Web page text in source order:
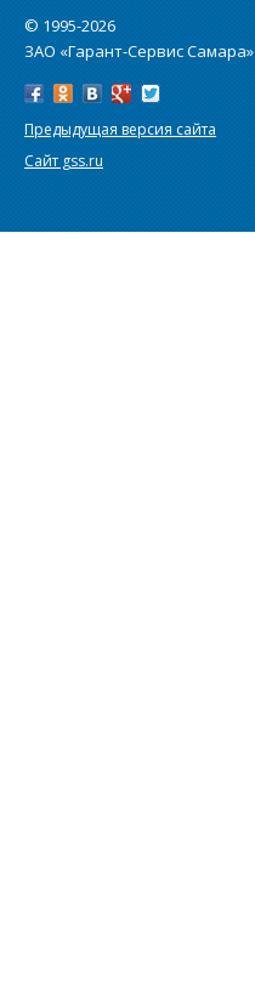
© 1995-2026
ЗАО «Гарант-Сервис Самара»
Предыдущая версия сайта
Сайт gss.ru